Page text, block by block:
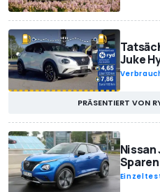
Juke
PRÄSENTIERT VON
Nissan